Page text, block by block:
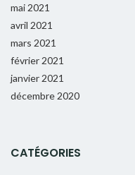
mai 2021
avril 2021
mars 2021
février 2021
janvier 2021
décembre 2020
CATÉGORIES